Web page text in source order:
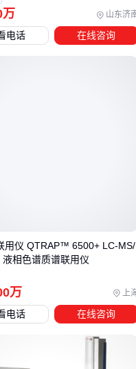
描速度的机型
质谱联用仪
与液质联用仪
检测更具优势
直接影响检测数据准
器若未配备三级过滤，可
柱
样器
可减少人工操作导
万 山东济
电话 在线咨询
万 上
用仪 QTRAP™ 6500+ LC-MS/
液相色谱质谱联用仪
电话 在线咨询